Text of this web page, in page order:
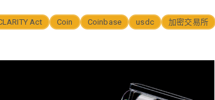
Act Coin Coinbase usdc 加密交易所